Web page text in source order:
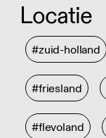
Locatie
#zuid-holland
#friesland
#flevoland